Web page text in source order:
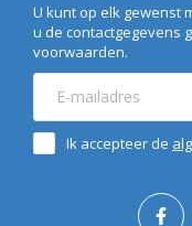
U kunt op elk gewenst
u de contactgegevens
voorwaarden.
Ik accepteer de